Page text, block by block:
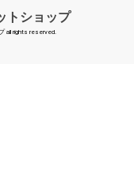
トショップ
all rights reserved.